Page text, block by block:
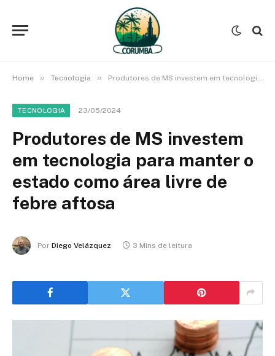
Home » Tecnologia » Produtores de MS investem em tecnologia para manter o estado como área livre de febre aftosa
TECNOLOGIA 23/05/2024
Produtores de MS investem
em tecnologia para manter o
estado como área livre de
febre aftosa
Por Diego Velázquez 3 Mins de leitura